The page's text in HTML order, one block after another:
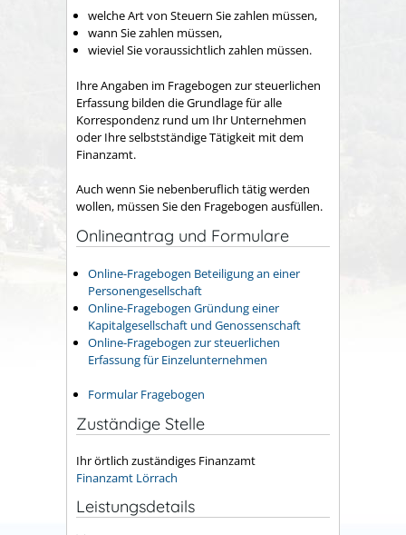
welche Art von Steuern Sie zahlen müssen,
wann Sie zahlen müssen,
wieviel Sie voraussichtlich zahlen müssen.
Ihre Angaben im Fragebogen zur steuerlichen
Erfassung bilden die Grundlage für alle
Korrespondenz rund um Ihr Unternehmen
oder Ihre selbstständige Tätigkeit mit dem
Finanzamt.
Auch wenn Sie nebenberuflich tätig werden
wollen, müssen Sie den Fragebogen ausfüllen.
Onlineantrag und Formulare
Online-Fragebogen Beteiligung an einer
Personengesellschaft
Online-Fragebogen Gründung einer
Kapitalgesellschaft und Genossenschaft
Online-Fragebogen zur steuerlichen
Erfassung für Einzelunternehmen
Formular Fragebogen
Zuständige Stelle
Ihr örtlich zuständiges Finanzamt
Finanzamt Lörrach
Leistungsdetails